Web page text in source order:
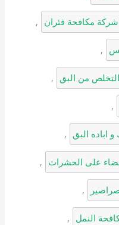
شركة مكافحة فئران ,
,
من البق ,
,
اباده البق ,
على الحشرات ,
,
النمل ,